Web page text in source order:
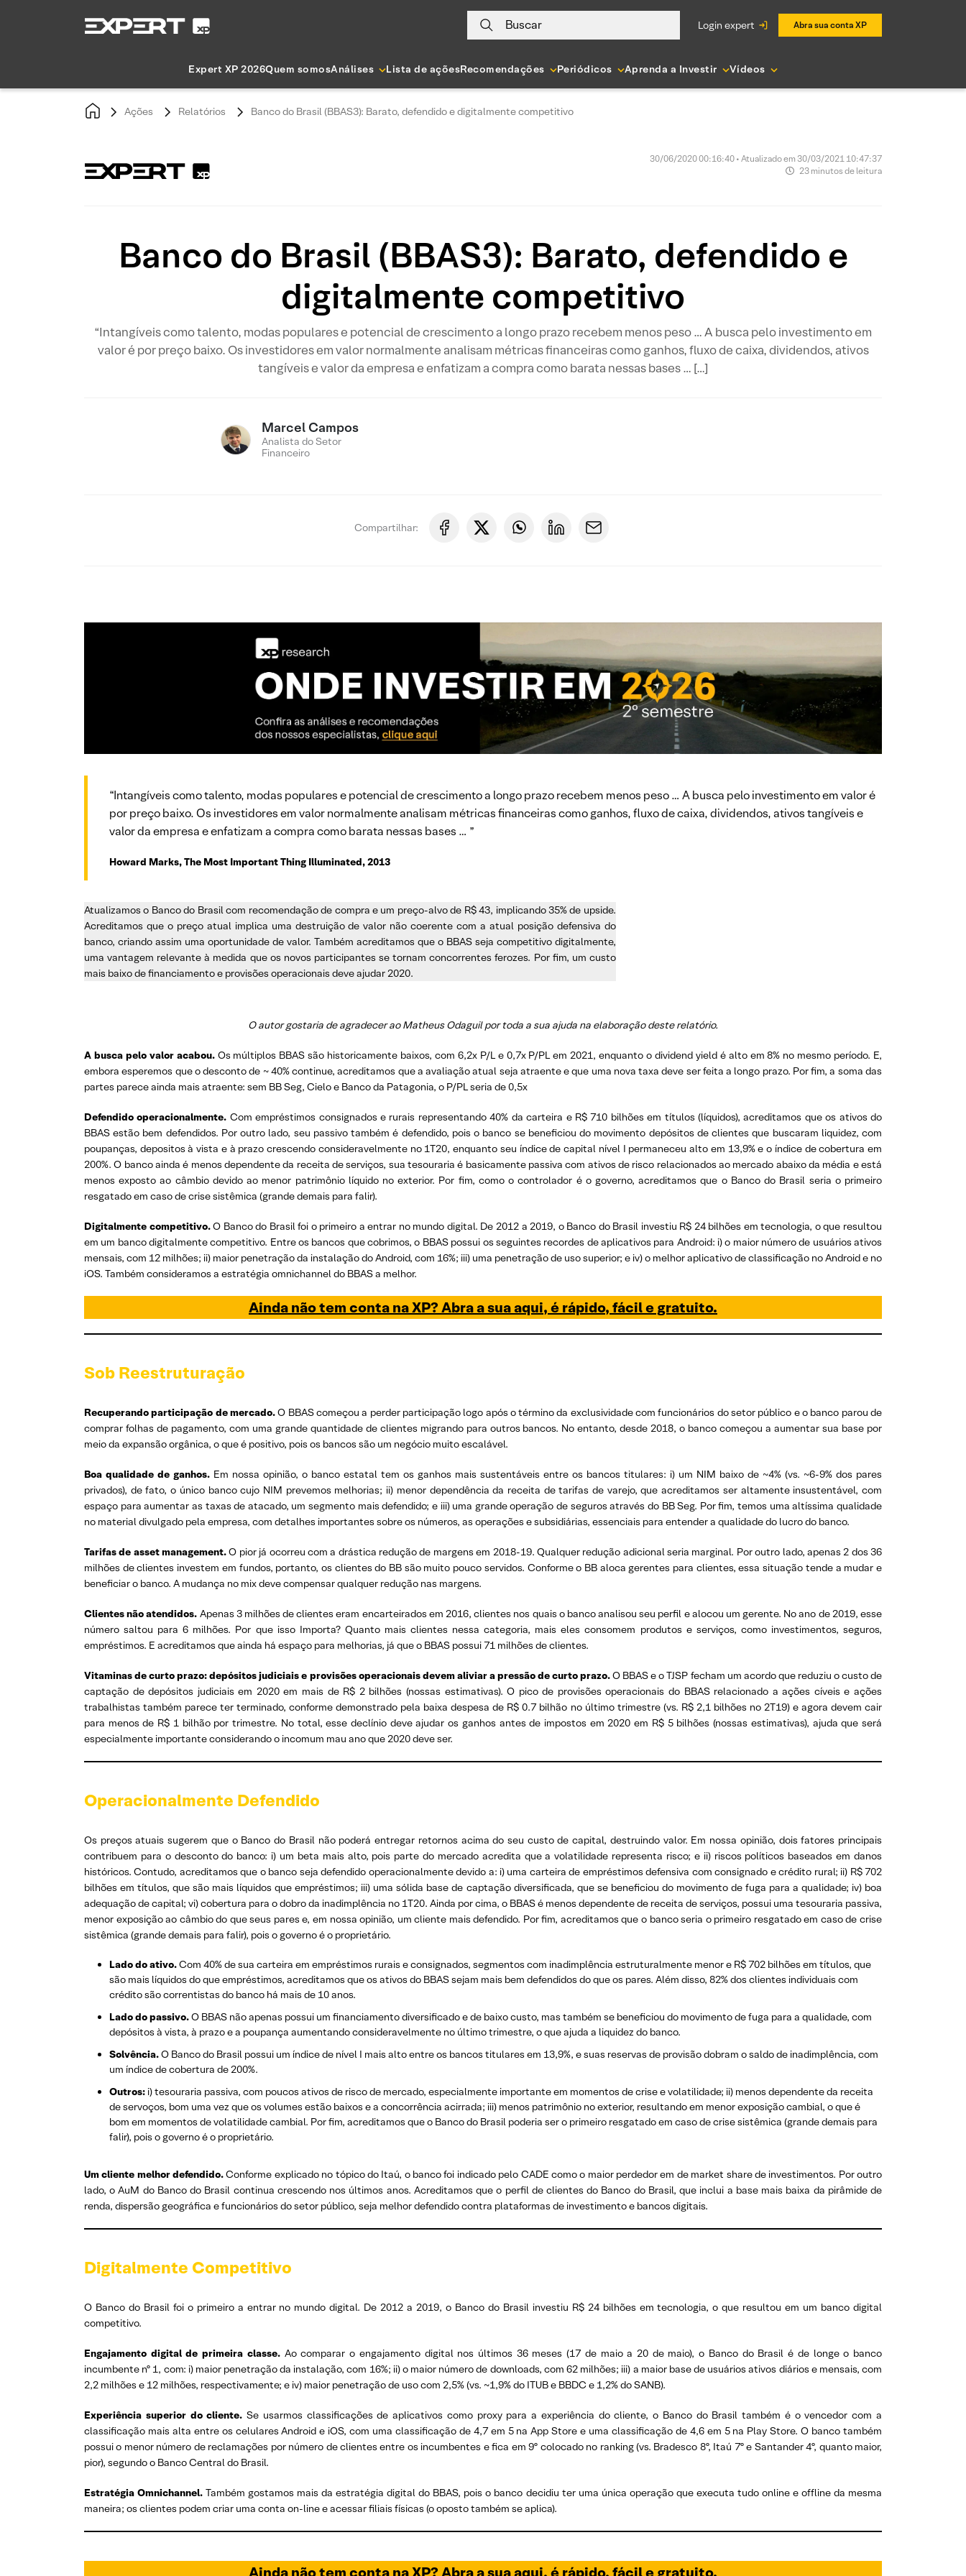
Buscar login expert Abra sua conta XP
Expert XP 2026Quem somosAnálises Lista de açõesRecomendações Periódicos Aprenda a Investir Vídeos
Ações Relatórios Banco do Brasil (BBAS3): Barato, defendido e digitalmente competitivo
30/06/2020 00:16:40 • Atualizado em 30/03/2021 10:47:37
23 minutos de leitura
Banco do Brasil (BBAS3): Barato, defendido e
digitalmente competitivo
“Intangíveis como talento, modas populares e potencial de crescimento a longo prazo recebem menos peso … A busca pelo investimento em
valor é por preço baixo. Os investidores em valor normalmente analisam métricas financeiras como ganhos, fluxo de caixa, dividendos, ativos
tangíveis e valor da empresa e enfatizam a compra como barata nessas bases … […]
Marcel Campos
Analista do Setor
Financeiro
Compartilhar:
“Intangíveis como talento, modas populares e potencial de crescimento a longo prazo recebem menos peso … A busca pelo investimento em valor é
por preço baixo. Os investidores em valor normalmente analisam métricas financeiras como ganhos, fluxo de caixa, dividendos, ativos tangíveis e
valor da empresa e enfatizam a compra como barata nessas bases … ”
Howard Marks, The Most Important Thing Illuminated, 2013
Atualizamos o Banco do Brasil com recomendação de compra e um preço-alvo de R$ 43, implicando 35% de upside.
Acreditamos que o preço atual implica uma destruição de valor não coerente com a atual posição defensiva do
banco, criando assim uma oportunidade de valor. Também acreditamos que o BBAS seja competitivo digitalmente,
uma vantagem relevante à medida que os novos participantes se tornam concorrentes ferozes. Por fim, um custo
mais baixo de financiamento e provisões operacionais deve ajudar 2020.
O autor gostaria de agradecer ao Matheus Odaguil por toda a sua ajuda na elaboração deste relatório.
A busca pelo valor acabou.Os múltiplos BBAS são historicamente baixos, com 6,2x P/L e 0,7x P/PL em 2021, enquanto o dividend yield é alto em 8% no mesmo período. E,
embora esperemos que o desconto de ~ 40% continue, acreditamos que a avaliação atual seja atraente e que uma nova taxa deve ser feita a longo prazo. Por fim, a soma das
partes parece ainda mais atraente: sem BB Seg, Cielo e Banco da Patagonia, o P/PL seria de 0,5x
Defendido operacionalmente. Com empréstimos consignados e rurais representando 40% da carteira e R$ 710 bilhões em títulos (líquidos), acreditamos que os ativos do
BBAS estão bem defendidos. Por outro lado, seu passivo também é defendido, pois o banco se beneficiou do movimento depósitos de clientes que buscaram liquidez, com
poupanças, depositos à vista e à prazo crescendo consideravelmente no 1T20, enquanto seu índice de capital nível I permaneceu alto em 13,9% e o índice de cobertura em
200%. O banco ainda é menos dependente da receita de serviços, sua tesouraria é basicamente passiva com ativos de risco relacionados ao mercado abaixo da média e está
menos exposto ao câmbio devido ao menor patrimônio líquido no exterior. Por fim, como o controlador é o governo, acreditamos que o Banco do Brasil seria o primeiro
resgatado em caso de crise sistêmica (grande demais para falir).
Digitalmente competitivo.O Banco do Brasil foi o primeiro a entrar no mundo digital. De 2012 a 2019, o Banco do Brasil investiu R$ 24 bilhões em tecnologia, o que resultou
em um banco digitalmente competitivo. Entre os bancos que cobrimos, o BBAS possui os seguintes recordes de aplicativos para Android: i) o maior número de usuários ativos
mensais, com 12 milhões; ii) maior penetração da instalação do Android, com 16%; iii) uma penetração de uso superior; e iv) o melhor aplicativo de classificação no Android e no
iOS. Também consideramos a estratégia omnichannel do BBAS a melhor.
Ainda não tem conta na XP? Abra a sua aqui, é rápido, fácil e gratuito.
Sob Reestruturação
Recuperando participação de mercado.O BBAS começou a perder participação logo após o término da exclusividade com funcionários do setor público e o banco parou de
comprar folhas de pagamento, com uma grande quantidade de clientes migrando para outros bancos. No entanto, desde 2018, o banco começou a aumentar sua base por
meio da expansão orgânica, o que é positivo, pois os bancos são um negócio muito escalável.
Boa qualidade de ganhos. Em nossa opinião, o banco estatal tem os ganhos mais sustentáveis entre os bancos titulares: i) um NIM baixo de ~4% (vs. ~6-9% dos pares
privados), de fato, o único banco cujo NIM prevemos melhorias; ii) menor dependência da receita de tarifas de varejo, que acreditamos ser altamente insustentável, com
espaço para aumentar as taxas de atacado, um segmento mais defendido; e iii) uma grande operação de seguros através do BB Seg. Por fim, temos uma altíssima qualidade
no material divulgado pela empresa, com detalhes importantes sobre os números, as operações e subsidiárias, essenciais para entender a qualidade do lucro do banco.
Tarifas de asset management.O pior já ocorreu com a drástica redução de margens em 2018-19. Qualquer redução adicional seria marginal. Por outro lado, apenas 2 dos 36
milhões de clientes investem em fundos, portanto, os clientes do BB são muito pouco servidos. Conforme o BB aloca gerentes para clientes, essa situação tende a mudar e
beneficiar o banco. A mudança no mix deve compensar qualquer redução nas margens.
Clientes não atendidos. Apenas 3 milhões de clientes eram encarteirados em 2016, clientes nos quais o banco analisou seu perfil e alocou um gerente. No ano de 2019, esse
número saltou para 6 milhões. Por que isso Importa? Quanto mais clientes nessa categoria, mais eles consomem produtos e serviços, como investimentos, seguros,
empréstimos. E acreditamos que ainda há espaço para melhorias, já que o BBAS possui 71 milhões de clientes.
Vitaminas de curto prazo: depósitos judiciais e provisões operacionais devem aliviar a pressão de curto prazo.O BBAS e o TJSP fecham um acordo que reduziu o custo de
captação de depósitos judiciais em 2020 em mais de R$ 2 bilhões (nossas estimativas). O pico de provisões operacionais do BBAS relacionado a ações cíveis e ações
trabalhistas também parece ter terminado, conforme demonstrado pela baixa despesa de R$ 0.7 bilhão no último trimestre (vs. R$ 2,1 bilhões no 2T19) e agora devem cair
para menos de R$ 1 bilhão por trimestre. No total, esse declínio deve ajudar os ganhos antes de impostos em 2020 em R$ 5 bilhões (nossas estimativas), ajuda que será
especialmente importante considerando o incomum mau ano que 2020 deve ser.
Operacionalmente Defendido
Os preços atuais sugerem que o Banco do Brasil não poderá entregar retornos acima do seu custo de capital, destruindo valor. Em nossa opinião, dois fatores principais
contribuem para o desconto do banco: i) um beta mais alto, pois parte do mercado acredita que a volatilidade representa risco; e ii) riscos políticos baseados em danos
históricos. Contudo, acreditamos que o banco seja defendido operacionalmente devido a: i) uma carteira de empréstimos defensiva com consignado e crédito rural; ii) R$ 702
bilhões em títulos, que são mais líquidos que empréstimos; iii) uma sólida base de captação diversificada, que se beneficiou do movimento de fuga para a qualidade; iv) boa
adequação de capital; vi) cobertura para o dobro da inadimplência no 1T20. Ainda por cima, o BBAS é menos dependente de receita de serviços, possui uma tesouraria passiva,
menor exposição ao câmbio do que seus pares e, em nossa opinião, um cliente mais defendido. Por fim, acreditamos que o banco seria o primeiro resgatado em caso de crise
sistêmica (grande demais para falir), pois o governo é o proprietário.
Lado do ativo.Com 40% de sua carteira em empréstimos rurais e consignados, segmentos com inadimplência estruturalmente menor e R$ 702 bilhões em títulos, que
são mais líquidos do que empréstimos, acreditamos que os ativos do BBAS sejam mais bem defendidos do que os pares. Além disso, 82% dos clientes individuais com
crédito são correntistas do banco há mais de 10 anos.
Lado do passivo.O BBAS não apenas possui um financiamento diversificado e de baixo custo, mas também se beneficiou do movimento de fuga para a qualidade, com
depósitos à vista, à prazo e a poupança aumentando consideravelmente no último trimestre, o que ajuda a liquidez do banco.
Solvência.O Banco do Brasil possui um índice de nível I mais alto entre os bancos titulares em 13,9%, e suas reservas de provisão dobram o saldo de inadimplência, com
um índice de cobertura de 200%.
Outros: i) tesouraria passiva, com poucos ativos de risco de mercado, especialmente importante em momentos de crise e volatilidade; ii) menos dependente da receita
de servoços, bom uma vez que os volumes estão baixos e a concorrência acirrada; iii) menos patrimônio no exterior, resultando em menor exposição cambial, o que é
bom em momentos de volatilidade cambial. Por fim, acreditamos que o Banco do Brasil poderia ser o primeiro resgatado em caso de crise sistêmica (grande demais para
falir), pois o governo é o proprietário.
Um cliente melhor defendido.Conforme explicado no tópico do Itaú, o banco foi indicado pelo CADE como o maior perdedor em de market share de investimentos. Por outro
lado, o AuM do Banco do Brasil continua crescendo nos últimos anos. Acreditamos que o perfil de clientes do Banco do Brasil, que inclui a base mais baixa da pirâmide de
renda, dispersão geográfica e funcionários do setor público, seja melhor defendido contra plataformas de investimento e bancos digitais.
Digitalmente Competitivo
O Banco do Brasil foi o primeiro a entrar no mundo digital. De 2012 a 2019, o Banco do Brasil investiu R$ 24 bilhões em tecnologia, o que resultou em um banco digital
competitivo.
Engajamento digital de primeira classe.Ao comparar o engajamento digital nos últimos 36 meses (17 de maio a 20 de maio), o Banco do Brasil é de longe o banco
incumbente nº 1, com: i) maior penetração da instalação, com 16%; ii) o maior número de downloads, com 62 milhões; iii) a maior base de usuários ativos diários e mensais, com
2,2 milhões e 12 milhões, respectivamente; e iv) maior penetração de uso com 2,5% (vs. ~1,9% do ITUB e BBDC e 1,2% do SANB).
Experiência superior do cliente. Se usarmos classificações de aplicativos como proxy para a experiência do cliente, o Banco do Brasil também é o vencedor com a
classificação mais alta entre os celulares Android e iOS, com uma classificação de 4,7 em 5 na App Store e uma classificação de 4,6 em 5 na Play Store. O banco também
possui o menor número de reclamações por número de clientes entre os incumbentes e fica em 9º colocado no ranking (vs. Bradesco 8º, Itaú 7º e Santander 4º, quanto maior,
pior), segundo o Banco Central do Brasil.
Estratégia Omnichannel. Também gostamos mais da estratégia digital do BBAS, pois o banco decidiu ter uma única operação que executa tudo online e offline da mesma
maneira; os clientes podem criar uma conta on-line e acessar filiais físicas (o oposto também se aplica).